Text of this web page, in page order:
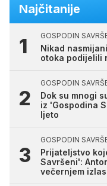
Najčitanije
GOSPODIN
Nikad
otoka podijelili
GOSPODIN
Dok su mnogi
iz 'Gospodina
ljeto
GOSPODIN
Prijateljstvo
Savršeni':
večernjem